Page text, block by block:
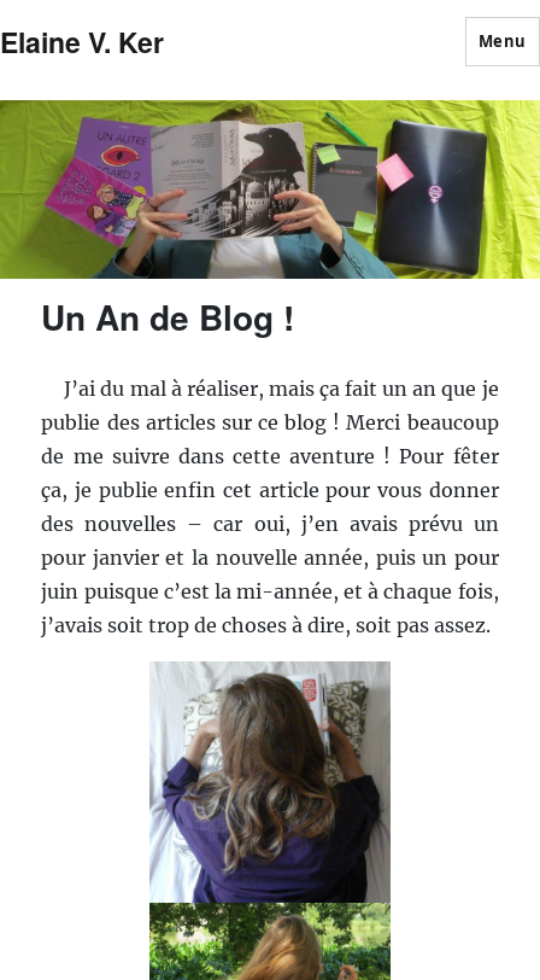
Elaine V. Ker Menu
Un An de Blog !
J’ai du mal à réaliser, mais ça fait un an que je
publie des articles sur ce blog ! Merci beaucoup
de me suivre dans cette aventure ! Pour fêter
ça, je publie enfin cet article pour vous donner
des nouvelles – car oui, j’en avais prévu un
pour janvier et la nouvelle année, puis un pour
juin puisque c’est la mi-année, et à chaque fois,
j’avais soit trop de choses à dire, soit pas assez.